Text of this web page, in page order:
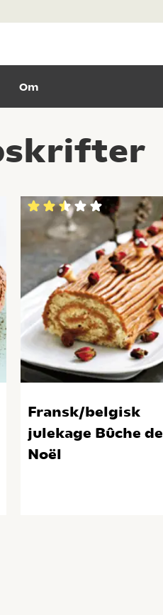
Om
Fransk/belgisk
julekage Bûche de
Noël